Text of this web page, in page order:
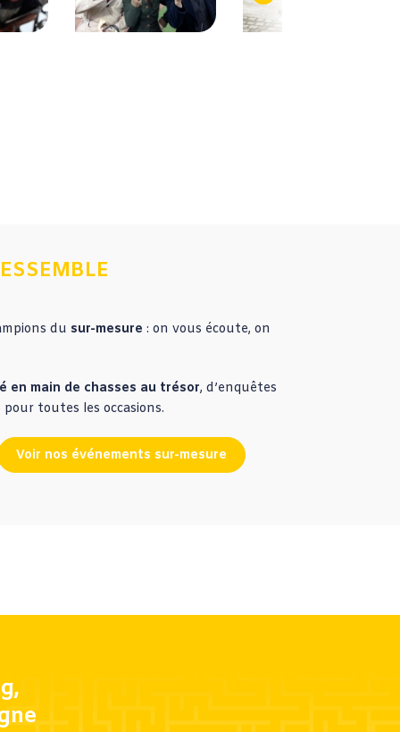
du sur-mesure : on vous écoute, on
en main de chasses au trésor, d’enquêtes
toutes les occasions.
Voir nos événements sur-mesure